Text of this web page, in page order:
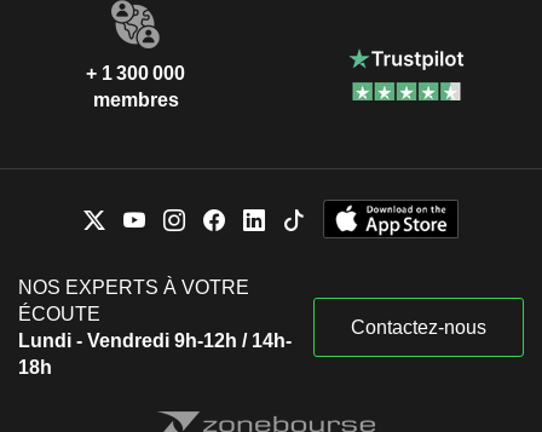
+ 1 300 000
membres
NOS EXPERTS À VOTRE
ÉCOUTE
Lundi - Vendredi 9h-12h / 14h-
18h
Contactez-nous